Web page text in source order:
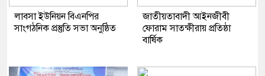
লাবসা ইউনিয়ন বিএনপির
সাংগঠনিক প্রস্তুতি সভা অনুষ্ঠিত
জাতীয়তাবাদী আইনজীবী
ফোরাম সাতক্ষীরায় প্রতিষ্ঠা
বার্ষিক